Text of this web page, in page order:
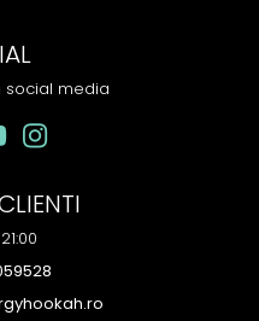
social media